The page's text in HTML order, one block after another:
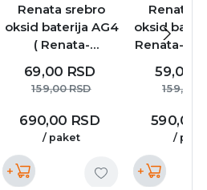
Renata srebro
oksid baterija AG4
( Renata-
69,00 RSD
159,00RSD
690,00 RSD
/ paket
+
Renata
oksid
Renata-
59,00
159,00
590,00
/
+